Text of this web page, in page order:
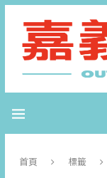
首頁 標籤